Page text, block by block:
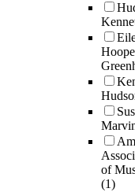
of
(1)